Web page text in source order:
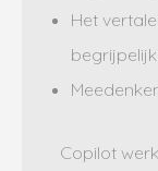
Het
Copilot